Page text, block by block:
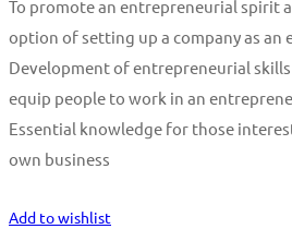
To promote an entrepreneurial spirit
option of setting up a company as
Development of entrepreneurial
equip people to work in an
Essential knowledge for those
own business
Add to wishlist